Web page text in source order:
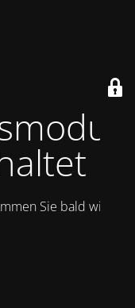
Sie bald wieder.